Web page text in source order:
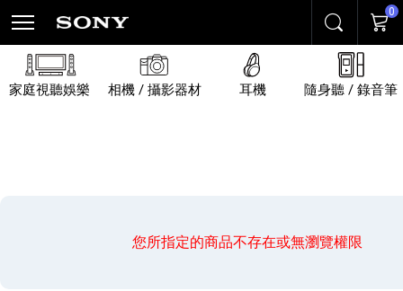
搜尋 購物
0
家庭視聽娛樂 相機 / 攝影器材 耳機 隨身聽 / 錄音筆
您所指定的商品不存在或無瀏覽權限